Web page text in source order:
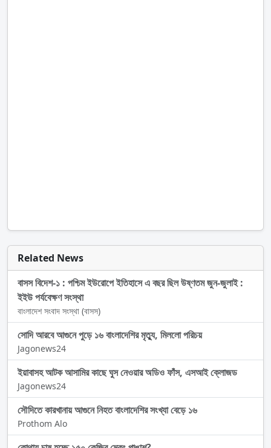
Related News
বাসস বিদেশ-১ : পশ্চিম ইউরোপে ইতিহাসে এ বছর ছিল উষ্ণতম জুন-জুলাই :
ইইউ পর্যবেক্ষণ সংস্থা
বাংলাদেশ সংবাদ সংস্থা (বাসস)
সোদি আরবে আগুনে পুড়ে ১৬ বাংলাদেশির মৃত্যু, মিললো পরিচয়
Jagonews24
ইয়াবাসহ আটক আসামির কাছে ঘুস নেওয়ার অডিও ফাঁস, এসআই ক্লোজড
Jagonews24
সৌদিতে কারখানায় আগুনে নিহত বাংলাদেশির সংখ্যা বেড়ে ১৬
Prothom Alo